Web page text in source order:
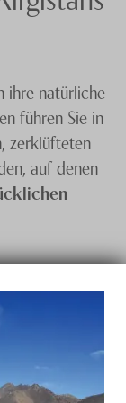
ihre natürliche
führen Sie in
zerklüfteten
auf denen
Sie aber
einer